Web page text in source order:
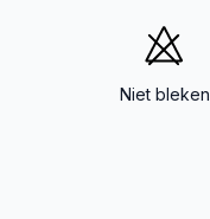
Niet bleken